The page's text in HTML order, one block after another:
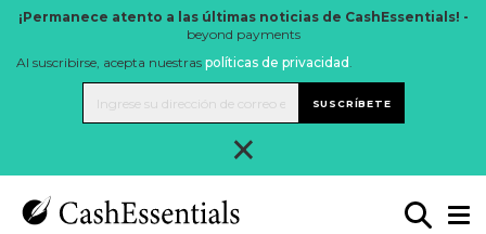
¡Permanece atento a las últimas noticias de CashEssentials! -
beyond payments
Al suscribirse, acepta nuestras políticas de privacidad .
SUSCRÍBETE
×